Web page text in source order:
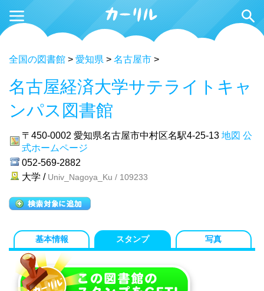
全国の図書館 > 愛知県 > 名古屋市 >
名古屋経済大学サテライトキャ
ンパス図書館
〒450-0002 愛知県名古屋市中村区名駅4-25-13 地図 公
式ホームページ
052-569-2882
大学 / Univ_Nagoya_Ku / 109233
基本情報 スタンプ 写真